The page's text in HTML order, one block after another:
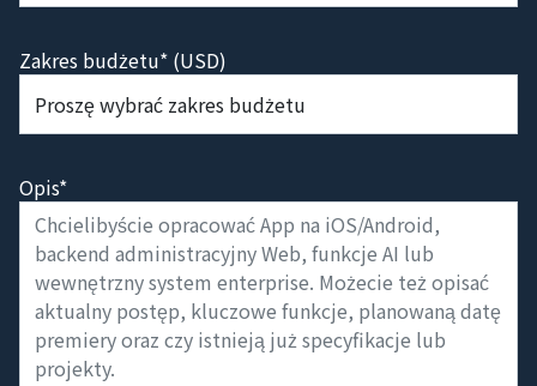
Zakres budżetu* (USD)
Opis*